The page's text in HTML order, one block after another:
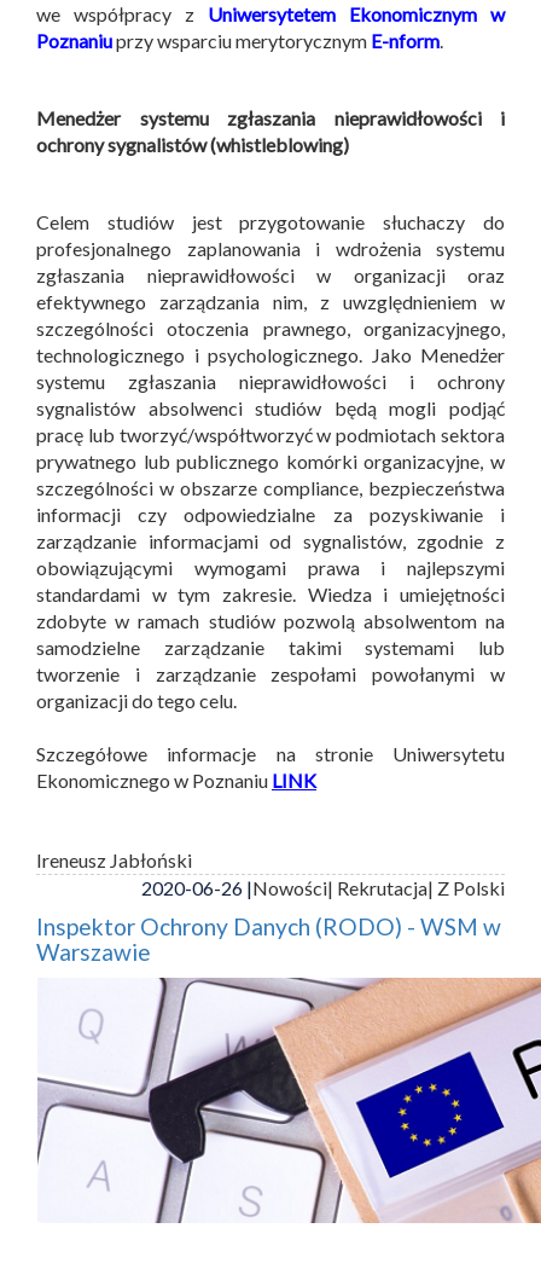
we współpracy z Uniwersytetem Ekonomicznym w
Poznaniuprzy wsparciu merytorycznym E-nform
Menedżer systemu zgłaszania nieprawidłowości i
ochrony sygnalistów (whistleblowing)
Celem studiów jest przygotowanie słuchaczy do
profesjonalnego zaplanowania i wdrożenia systemu
zgłaszania nieprawidłowości w organizacji oraz
efektywnego zarządzania nim, z uwzględnieniem w
szczególności otoczenia prawnego, organizacyjnego,
technologicznego i psychologicznego. Jako Menedżer
systemu zgłaszania nieprawidłowości i ochrony
sygnalistów absolwenci studiów będą mogli podjąć
pracę lub tworzyć/współtworzyć w podmiotach sektora
prywatnego lub publicznego komórki organizacyjne, w
szczególności w obszarze compliance, bezpieczeństwa
informacji czy odpowiedzialne za pozyskiwanie i
zarządzanie informacjami od sygnalistów, zgodnie z
obowiązującymi wymogami prawa i najlepszymi
standardami w tym zakresie. Wiedza i umiejętności
zdobyte w ramach studiów pozwolą absolwentom na
samodzielne zarządzanie takimi systemami lub
tworzenie i zarządzanie zespołami powołanymi w
organizacji do tego celu.
Szczegółowe informacje na stronie Uniwersytetu
Ekonomicznego w Poznaniu LINK
Ireneusz Jabłoński
2020-06-26 |Nowości| Rekrutacja| Z Polski
Inspektor Ochrony Danych (RODO) - WSM w
Warszawie